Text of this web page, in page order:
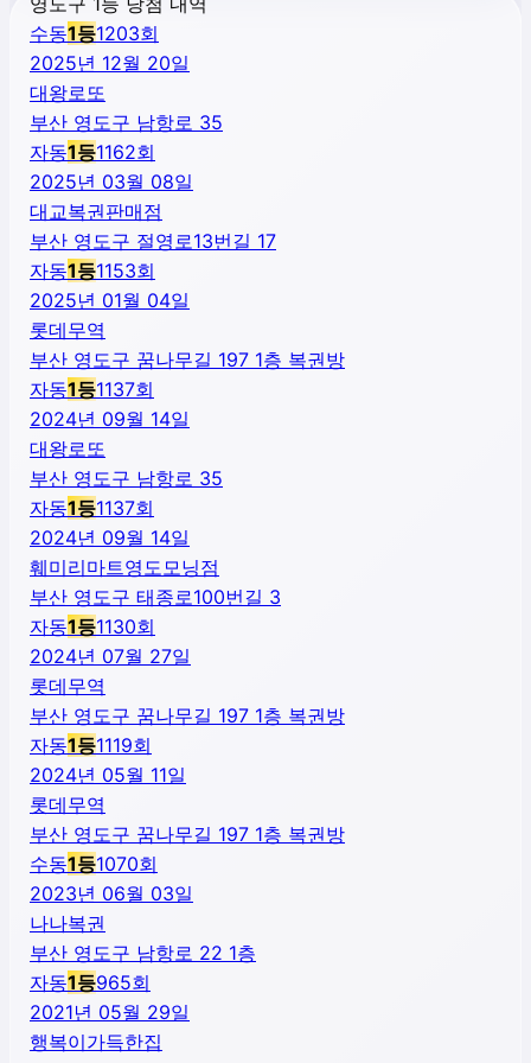
수동1등1203회
2025년 12월 20일
대왕로또
부산 영도구 남항로 35
자동1등1162회
2025년 03월 08일
대교복권판매점
부산 영도구 절영로13번길 17
자동1등1153회
2025년 01월 04일
롯데무역
부산 영도구 꿈나무길 197 1층 복권방
자동1등1137회
2024년 09월 14일
대왕로또
부산 영도구 남항로 35
자동1등1137회
2024년 09월 14일
훼미리마트영도모닝점
부산 영도구 태종로100번길 3
자동1등1130회
2024년 07월 27일
롯데무역
부산 영도구 꿈나무길 197 1층 복권방
자동1등1119회
2024년 05월 11일
롯데무역
부산 영도구 꿈나무길 197 1층 복권방
수동1등1070회
2023년 06월 03일
나나복권
부산 영도구 남항로 22 1층
자동1등965회
2021년 05월 29일
행복이가득한집